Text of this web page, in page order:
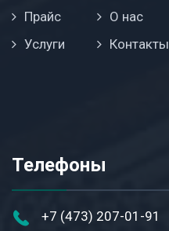
Прайс
Услуги
О нас
Контакты
Телефоны
+7 (473) 207-01-91